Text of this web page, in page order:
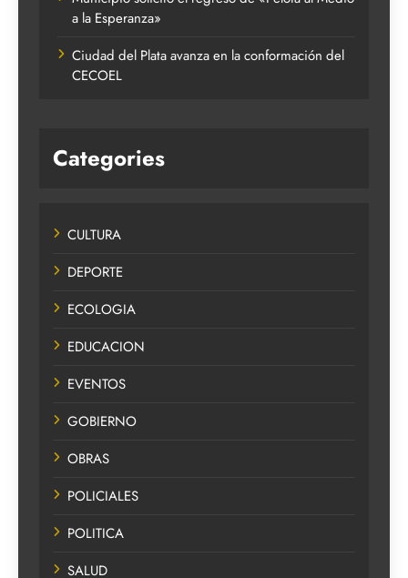
a la Esperanza»
Ciudad del Plata avanza en la conformación del
CECOEL
Categories
CULTURA
DEPORTE
ECOLOGIA
EDUCACION
EVENTOS
GOBIERNO
OBRAS
POLICIALES
POLITICA
SALUD